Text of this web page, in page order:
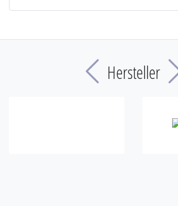
Previous
Hersteller